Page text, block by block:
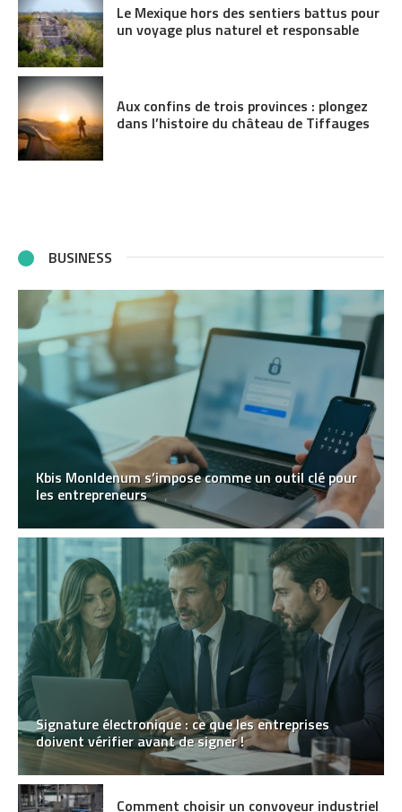
Le Mexique hors des sentiers battus pour
un voyage plus naturel et responsable
Aux confins de trois provinces : plongez
dans l’histoire du château de Tiffauges
BUSINESS
Kbis MonIdenum s’impose comme un outil clé pour
les entrepreneurs
Signature électronique : ce que les entreprises
doivent vérifier avant de signer !
Comment choisir un convoyeur industriel